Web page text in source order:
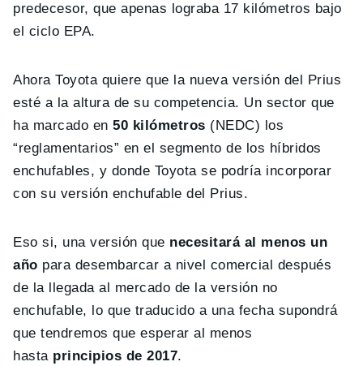
predecesor, que apenas lograba 17 kilómetros bajo
el ciclo EPA.
Ahora Toyota quiere que la nueva versión del Prius
esté a la altura de su competencia. Un sector que
ha marcado en 50 kilómetros (NEDC) los
“reglamentarios” en el segmento de los híbridos
enchufables, y donde Toyota se podría incorporar
con su versión enchufable del Prius.
Eso si, una versión que necesitará al menos un
año para desembarcar a nivel comercial después
de la llegada al mercado de la versión no
enchufable, lo que traducido a una fecha supondrá
que tendremos que esperar al menos
hastaprincipios de 2017.